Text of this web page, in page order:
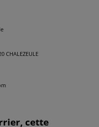
CHALEZEULE
cette